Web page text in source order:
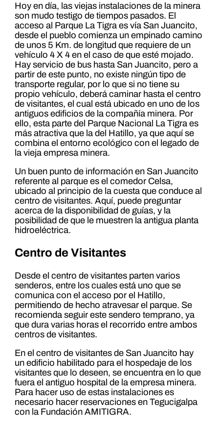
Hoy en día, las viejas instalaciones de la minera
son mudo testigo de tiempos pasados. El
acceso al Parque La Tigra es vía San Juancito,
desde el pueblo comienza un empinado camino
de unos 5 Km. de longitud que requiere de un
vehículo 4 X 4 en el caso de que esté mojado.
Hay servicio de bus hasta San Juancito, pero a
partir de este punto, no existe ningún tipo de
transporte regular, por lo que si no tiene su
propio vehículo, deberá caminar hasta el centro
de visitantes, el cual está ubicado en uno de los
antiguos edificios de la compañía minera. Por
ello, esta parte del Parque Nacional La Tigra es
más atractiva que la del Hatillo, ya que aquí se
combina el entorno ecológico con el legado de
la vieja empresa minera.
Un buen punto de información en San Juancito
referente al parque es el comedor Celsa,
ubicado al principio de la cuesta que conduce al
centro de visitantes. Aquí, puede preguntar
acerca de la disponibilidad de guías, y la
posibilidad de que le muestren la antigua planta
hidroeléctrica.
Centro de Visitantes
Desde el centro de visitantes parten varios
senderos, entre los cuales está uno que se
comunica con el acceso por el Hatillo,
permitiendo de hecho atravesar el parque. Se
recomienda seguir este sendero temprano, ya
que dura varias horas el recorrido entre ambos
centros de visitantes.
En el centro de visitantes de San Juancito hay
un edificio habilitado para el hospedaje de los
visitantes que lo deseen, se encuentra en lo que
fuera el antiguo hospital de la empresa minera.
Para hacer uso de estas instalaciones es
necesario hacer reservaciones en Tegucigalpa
con la Fundación AMITIGRA.